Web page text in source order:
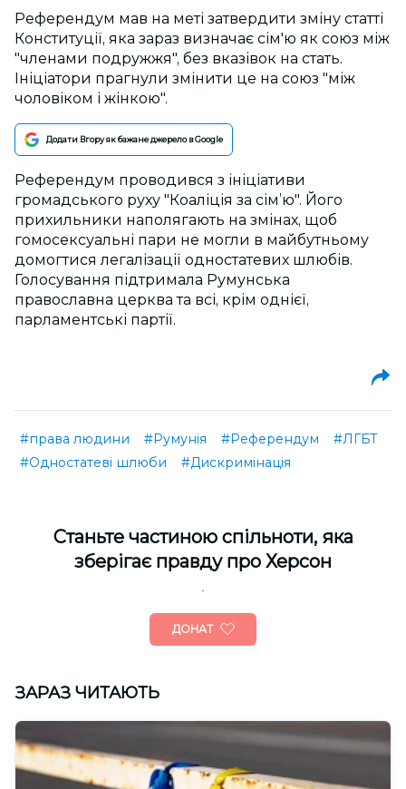
Референдум мав на меті затвердити зміну статті
Конституції, яка зараз визначає сім'ю як союз між
"членами подружжя", без вказівок на стать.
Ініціатори прагнули змінити це на союз "між
чоловіком і жінкою".
Додати Вгору як бажане джерело в Google
Референдум проводився з ініціативи
громадського руху "Коаліція за сім’ю". Його
прихильники наполягають на змінах, щоб
гомосексуальні пари не могли в майбутньому
домогтися легалізації одностатевих шлюбів.
Голосування підтримала Румунська
православна церква та всі, крім однієї,
парламентські партії.
#права людини #Румунія #Референдум
#ЛГБТ
#Одностатеві шлюби
#Дискримінація
Cтаньте частиною спільноти, яка
зберігає правду про Херсон
ДОНАТ
ЗАРАЗ ЧИТАЮТЬ